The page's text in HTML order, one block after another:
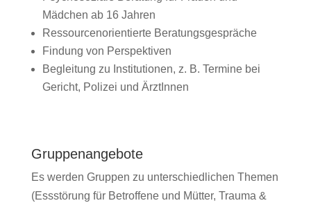
Mädchen ab 16 Jahren
Ressourcenorientierte Beratungsgespräche
Findung von Perspektiven
Begleitung zu Institutionen, z. B. Termine bei
Gericht, Polizei und ÄrztInnen
Gruppenangebote
Es werden Gruppen zu unterschiedlichen Themen
(Essstörung für Betroffene und Mütter, Trauma &